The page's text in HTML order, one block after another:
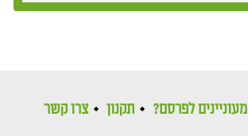
מעוניינים לפרסם? תקנון צרו קשר